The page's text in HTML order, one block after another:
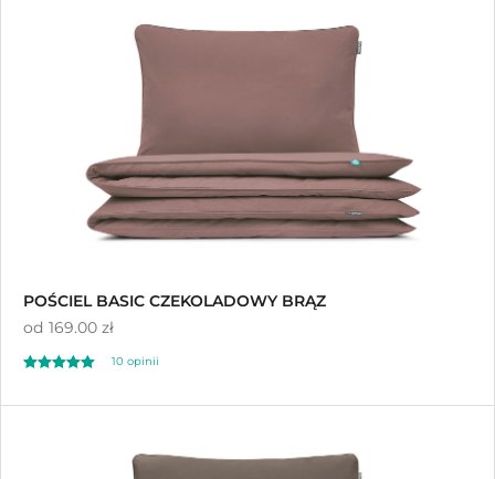
POŚCIEL BASIC CZEKOLADOWY BRĄZ
od 169.00 zł
10 opinii